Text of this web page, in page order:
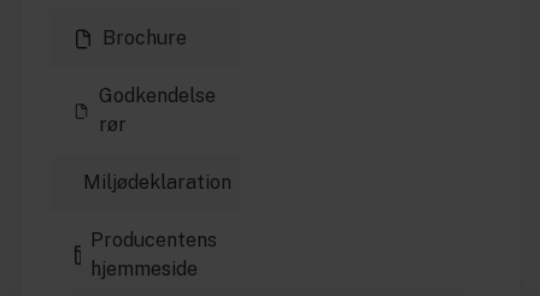
Brochure
Godkendelse
rør
Miljødeklaration
Producentens
hjemmeside